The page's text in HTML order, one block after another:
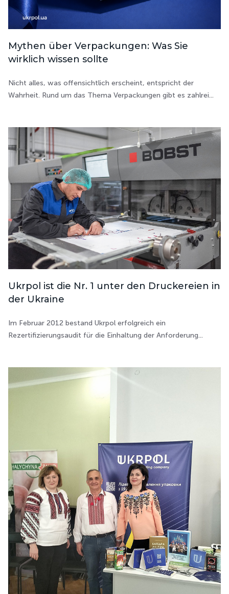
Mythen über Verpackungen: Was Sie
wirklich wissen sollte
Nicht alles, was offensichtlich erscheint, entspricht der
Wahrheit. Rund um das Thema Verpackungen gibt es zahlrei...
Ukrpol ist die Nr. 1 unter den Druckereien in
der Ukraine
Im Februar 2012 bestand Ukrpol erfolgreich ein
Rezertifizierungsaudit für die Einhaltung der Anforderung...